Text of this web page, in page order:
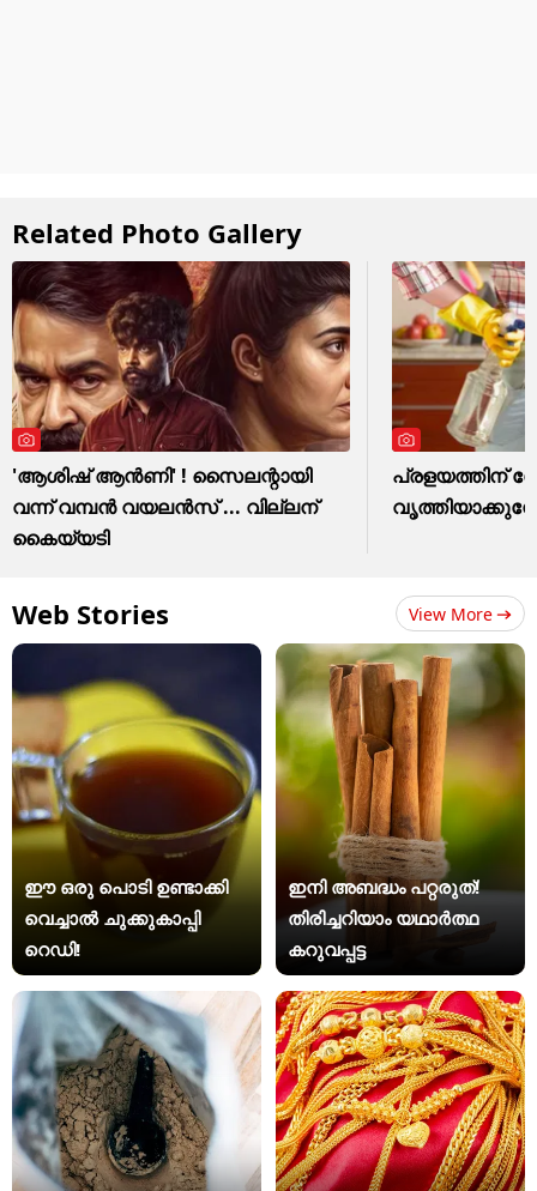
Related Photo Gallery
'ആശിഷ് ആൻണി' ! സൈലന്റായി
വന്ന് വമ്പൻ വയലൻസ് ... വില്ലന്
കൈയ്യടി
പ്രളയത്തിന്
Web Stories View More
ഈ ഒരു പൊടി ഉണ്ടാക്കി
വെച്ചാൽ ചുക്കുകാപ്പി
റെഡി!
ഇനി അബദ്ധം പറ്റരുത്!
തിരിച്ചറിയാം യഥാര്‍ത്ഥ
കറുവപ്പട്ട